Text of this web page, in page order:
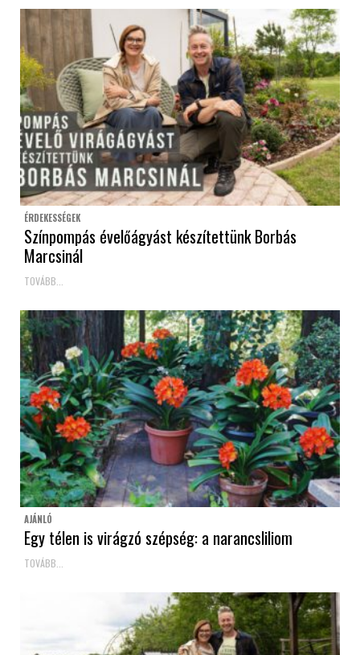
ÉRDEKESSÉGEK
Színpompás évelőágyást készítettünk Borbás
Marcsinál
TOVÁBB...
AJÁNLÓ
Egy télen is virágzó szépség: a narancsliliom
TOVÁBB...